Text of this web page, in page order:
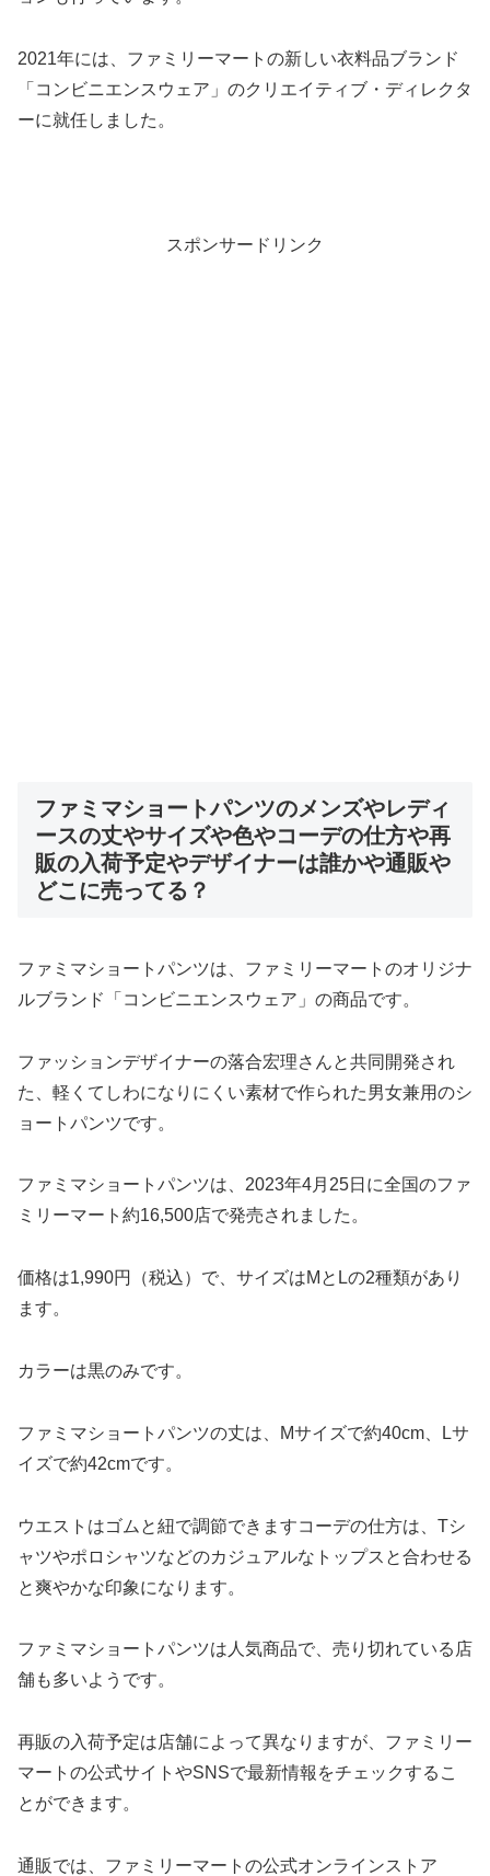
2021年には、ファミリーマートの新しい衣料品ブランド
「コンビニエンスウェア」のクリエイティブ・ディレクタ
ーに就任しました。
スポンサードリンク
ファミマショートパンツのメンズやレディ
ースの丈やサイズや色やコーデの仕方や再
販の入荷予定やデザイナーは誰かや通販や
どこに売ってる？
ファミマショートパンツは、ファミリーマートのオリジナ
ルブランド「コンビニエンスウェア」の商品です。
ファッションデザイナーの落合宏理さんと共同開発され
た、軽くてしわになりにくい素材で作られた男女兼用のシ
ョートパンツです。
ファミマショートパンツは、2023年4月25日に全国のファ
ミリーマート約16,500店で発売されました。
価格は1,990円（税込）で、サイズはMとLの2種類があり
ます。
カラーは黒のみです。
ファミマショートパンツの丈は、Mサイズで約40cm、Lサ
イズで約42cmです。
ウエストはゴムと紐で調節できますコーデの仕方は、Tシ
ャツやポロシャツなどのカジュアルなトップスと合わせる
と爽やかな印象になります。
ファミマショートパンツは人気商品で、売り切れている店
舗も多いようです。
再販の入荷予定は店舗によって異なりますが、ファミリー
マートの公式サイトやSNSで最新情報をチェックするこ
とができます。
通販では、ファミリーマートの公式オンラインストア